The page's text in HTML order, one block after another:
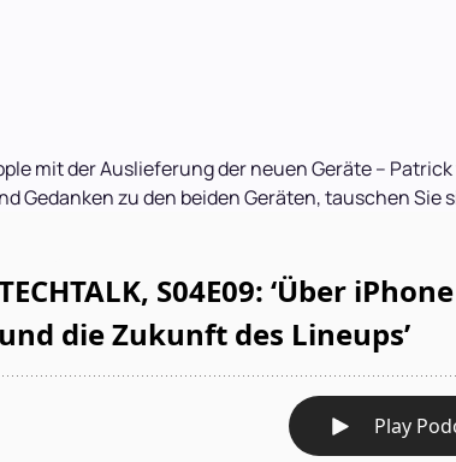
mit der Auslieferung der neuen Geräte –
Gedanken zu den beiden Geräten, tauschen Sie